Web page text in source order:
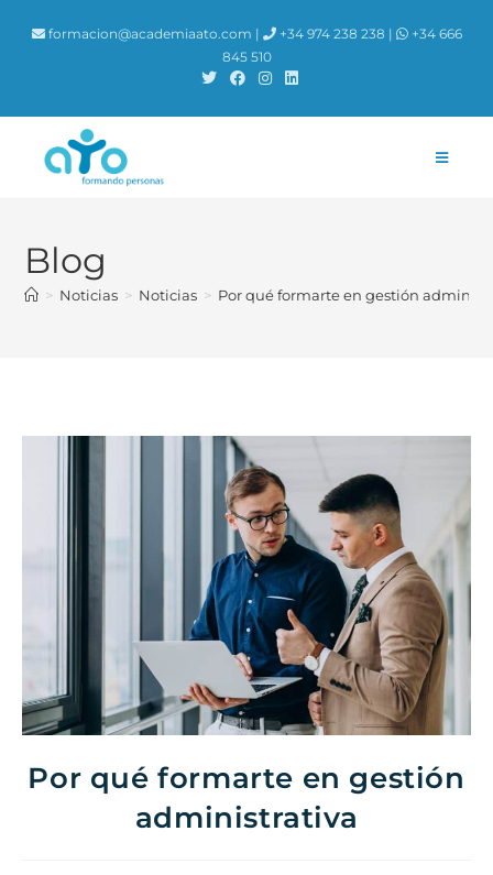
formacion@academiaato.com | +34 974 238 238 |
+34 666
845 510
Blog
> Noticias > Noticias > Por qué formarte en gestión
Por qué formarte en gestión
administrativa